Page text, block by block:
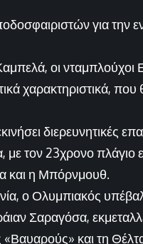
για την
οι νταμπλούχοι
χαρακτηριστικά, που
διερευνητικές
τον 23χρονο πλάγιο
και η Μπόρνμουθ.
ο Ολυμπιακός
Σαραγόσα,
«Βαυαρούς» και τη